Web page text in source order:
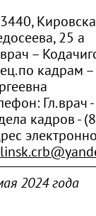
25 а
–
кадрам
Гл.врач
кадров -
2024 года